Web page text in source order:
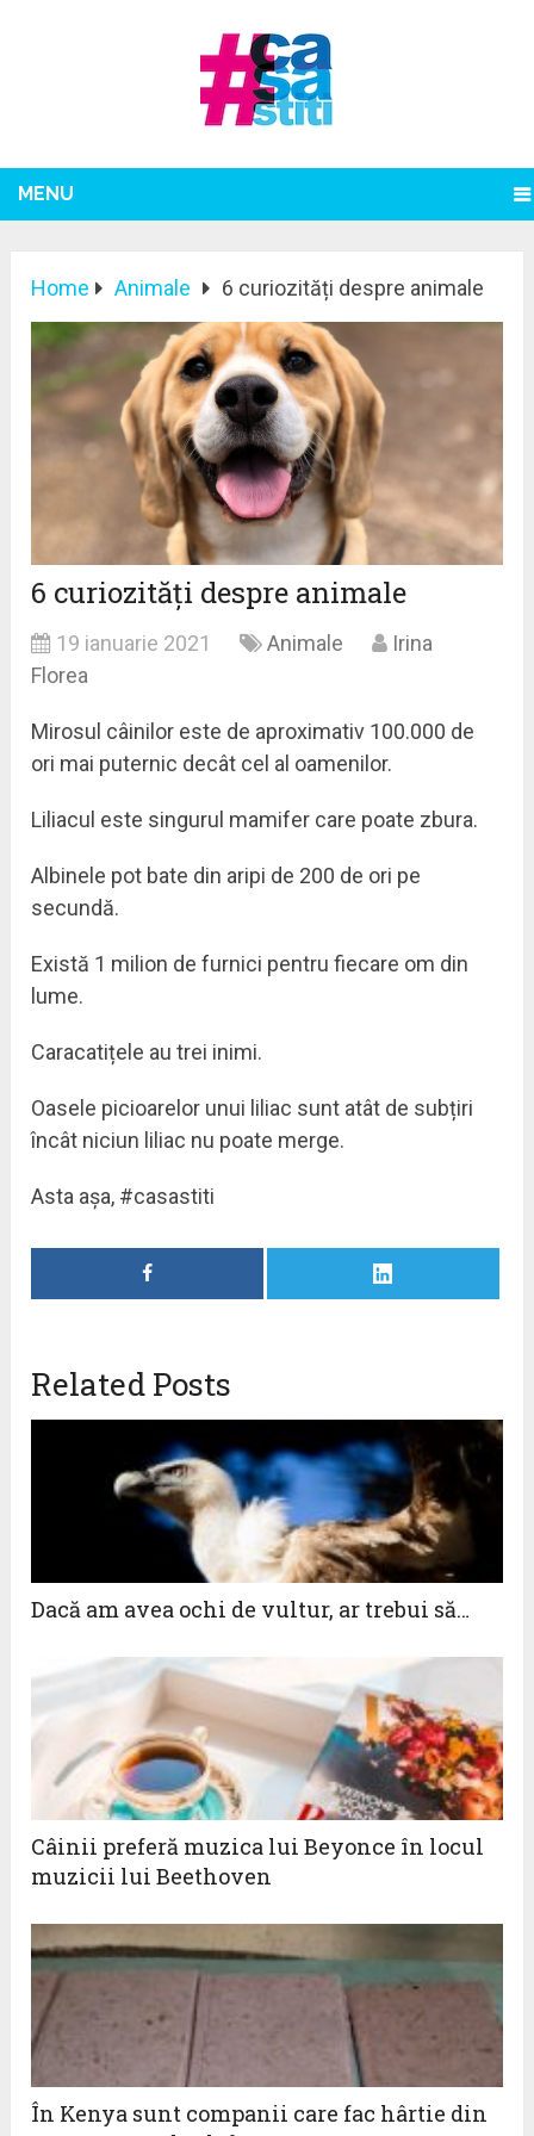
MENU
Home Animale 6 curiozități despre animale
6 curiozități despre animale
19 ianuarie 2021 Animale
Irina
Florea
Mirosul câinilor este de aproximativ 100.000 de
ori mai puternic decât cel al oamenilor.
Liliacul este singurul mamifer care poate zbura.
Albinele pot bate din aripi de 200 de ori pe
secundă.
Există 1 milion de furnici pentru fiecare om din
lume.
Caracatițele au trei inimi.
Oasele picioarelor unui liliac sunt atât de subțiri
încât niciun liliac nu poate merge.
Asta așa, #casastiti
Related Posts
Dacă am avea ochi de vultur, ar trebui să…
Câinii preferă muzica lui Beyonce în locul
muzicii lui Beethoven
În Kenya sunt companii care fac hârtie din